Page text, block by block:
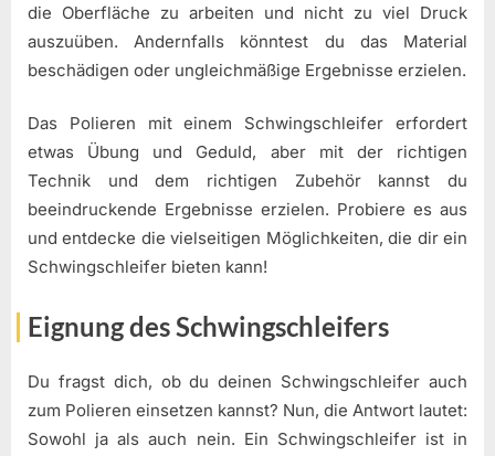
die Oberfläche zu arbeiten und nicht zu viel Druck
auszuüben. Andernfalls könntest du das Material
beschädigen oder ungleichmäßige Ergebnisse erzielen.
Das Polieren mit einem Schwingschleifer erfordert
etwas Übung und Geduld, aber mit der richtigen
Technik und dem richtigen Zubehör kannst du
beeindruckende Ergebnisse erzielen. Probiere es aus
und entdecke die vielseitigen Möglichkeiten, die dir ein
Schwingschleifer bieten kann!
Eignung des Schwingschleifers
Du fragst dich, ob du deinen Schwingschleifer auch
zum Polieren einsetzen kannst? Nun, die Antwort lautet:
Sowohl ja als auch nein. Ein Schwingschleifer ist in